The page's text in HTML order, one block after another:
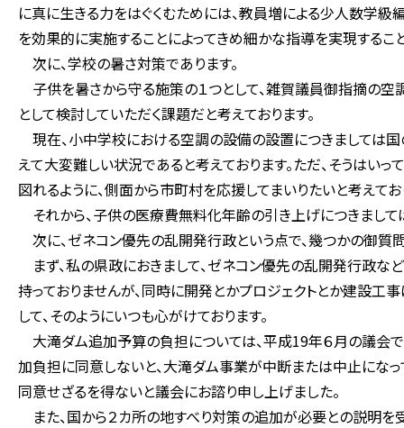
に真に生きる力をはぐくむためには、教員増による少人数学
を効果的に実施することによってきめ細かな指導を実現するこ
次に、学校の暑さ対策であります。
子供を暑さから守る施策の１つとして、雑賀議員御指摘の
として検討していただく課題だと考えております。
現在、小中学校における空調の設備の設置につきましては
えて大変難しい状況であると考えております。ただ、そうはい
図れるように、側面から市町村を応援してまいりたいと考えてお
それから、子供の医療費無料化年齢の引き上げにつきまして
次に、ゼネコン優先の乱開発行政という点で、幾つかの御質
まず、私の県政におきまして、ゼネコン優先の乱開発行政な
持っておりませんが、同時に開発とかプロジェクトとか建設工
して、そのようにいつも心がけております。
大滝ダム追加予算の負担については、平成19年６月の議会
加負担に同意しないと、大滝ダム事業が中断または中止にな
同意せざるを得ないと議会にお諮り申し上げました。
また、国から２カ所の地すべり対策の追加が必要との説明